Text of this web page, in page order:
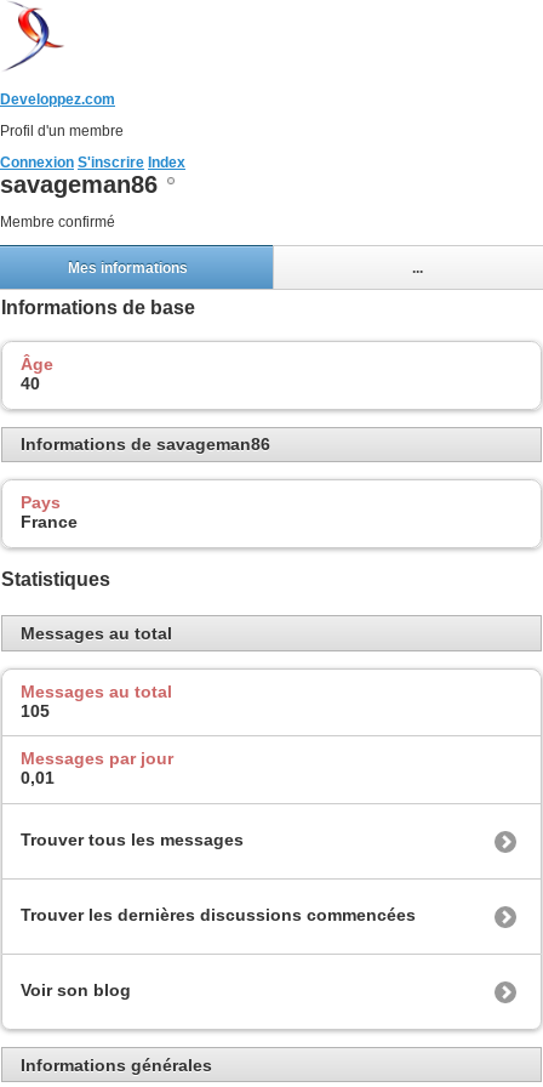
Developpez.com
Profil d'un membre
Connexion S'inscrire Index
savageman86
Membre confirmé
Mes informations ...
Informations de base
Âge
40
Informations de savageman86
Pays
France
Statistiques
Messages au total
Messages au total
105
Messages par jour
0,01
Trouver tous les messages
Trouver les dernières discussions commencées
Voir son blog
Informations générales